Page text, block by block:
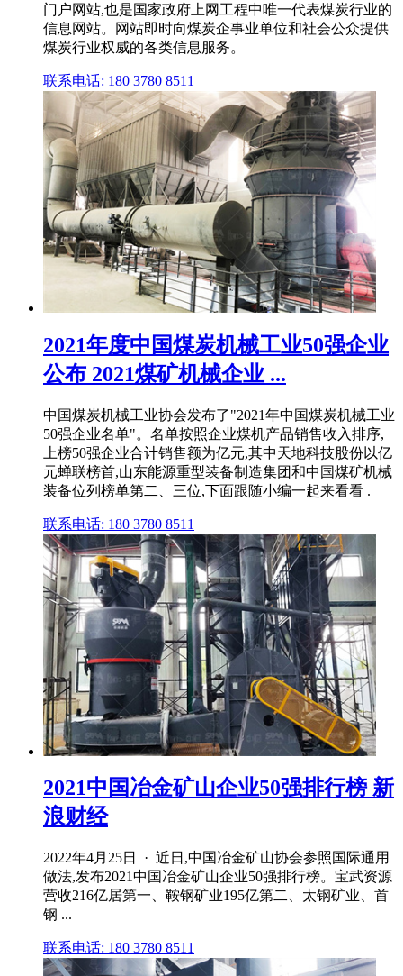
门户网站,也是国家政府上网工程中唯一代表煤炭行业的
信息网站。网站即时向煤炭企事业单位和社会公众提供
煤炭行业权威的各类信息服务。
联系电话: 180 3780 8511
2021年度中国煤炭机械工业50强企业
公布 2021煤矿机械企业 ...
中国煤炭机械工业协会发布了"2021年中国煤炭机械工业
50强企业名单"。名单按照企业煤机产品销售收入排序,
上榜50强企业合计销售额为亿元,其中天地科技股份以亿
元蝉联榜首,山东能源重型装备制造集团和中国煤矿机械
装备位列榜单第二、三位,下面跟随小编一起来看看 .
联系电话: 180 3780 8511
2021中国冶金矿山企业50强排行榜 新
浪财经
2022年4月25日 · 近日,中国冶金矿山协会参照国际通用
做法,发布2021中国冶金矿山企业50强排行榜。宝武资源
营收216亿居第一、鞍钢矿业195亿第二、太钢矿业、首
钢 ...
联系电话: 180 3780 8511